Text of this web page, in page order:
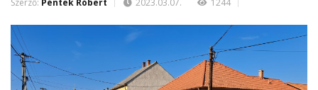
Szerző: Péntek Róbert 2023.03.07. 1244